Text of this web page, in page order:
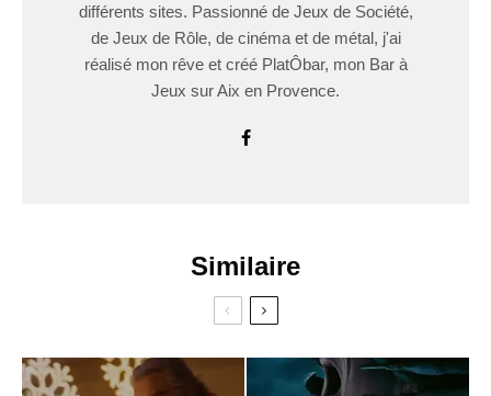
différents sites. Passionné de Jeux de Société,
de Jeux de Rôle, de cinéma et de métal, j'ai
réalisé mon rêve et créé PlatÔbar, mon Bar à
Jeux sur Aix en Provence.
Similaire